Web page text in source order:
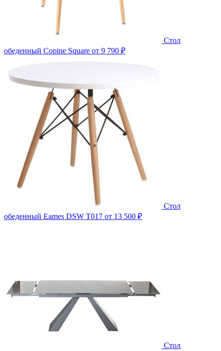
Стол
обеденный Copine Square от 9 790 ₽
Стол
обеденный Eames DSW T017 от 13 500 ₽
Стол